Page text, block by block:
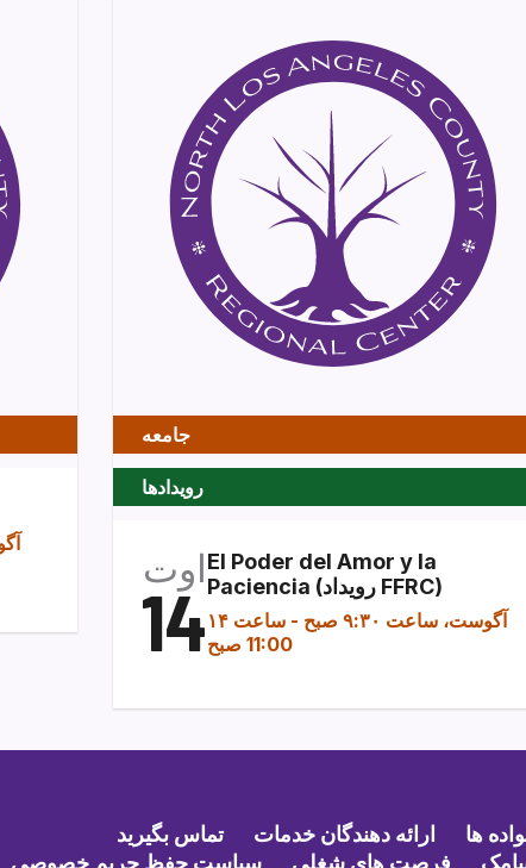
۱۳
جامعه
رویدادها
اوت
14
El Poder del Amor y la
Paciencia (رویداد FFRC)
۱۴ آگوست، ساعت ۹:۳۰ صبح - ساعت
11:00 صبح
تماس بگیرید ارائه دهندگان خدمات
ها
سیاست حفظ حریم خصوصی
فرصت های شغلی